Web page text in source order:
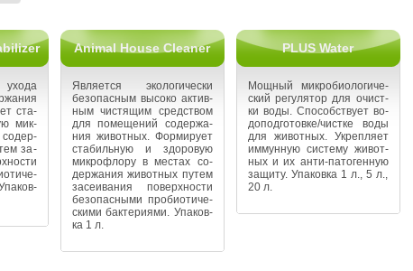
ухода
ста­
мик­
за­
Animal House Cleaner
Яв­ля­ет­ся эко­ло­ги­че­ски
без­опас­ным вы­со­ко ак­тив­
ным чи­стя­щим сред­ством
для по­ме­ще­ний со­дер­жа­
ния жи­вот­ных. Фор­ми­ру­ет
ста­биль­ную и здо­ро­вую
мик­ро­фло­ру в ме­стах со­
дер­жа­ния жи­вот­ных путем
за­се­и­ва­ния по­верх­но­сти
без­опас­ны­ми про­био­ти­че­
ски­ми бак­те­ри­я­ми. Упа­ков­
ка 1 л.
PLUS Water
Мощ­ный мик­ро­био­ло­ги­че­
ский ре­гу­ля­тор для очист­
ки воды. Спо­соб­ству­ет во­
до­под­го­тов­ке/чист­ке воды
для жи­вот­ных. Укреп­ля­ет
им­мун­ную си­сте­му жи­вот­
ных и их ан­ти-па­то­ген­ную
за­щи­ту. Упа­ков­ка 1 л., 5 л.,
20 л.